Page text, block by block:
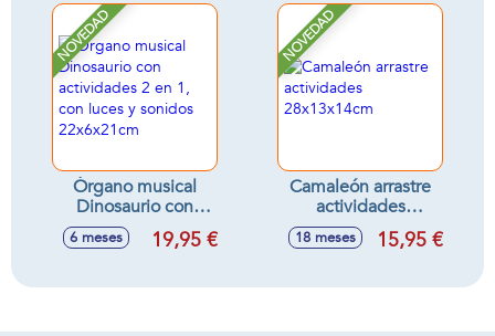
con sonidos
13x26x11cm
NOVEDAD
Órgano musical
Dinosaurio con
actividades 2 en 1,
con luces y sonidos
6 meses 19,95 €
NOVEDAD
Camaleón arrastre
actividades
28x13x14cm
18 meses 15,95 €